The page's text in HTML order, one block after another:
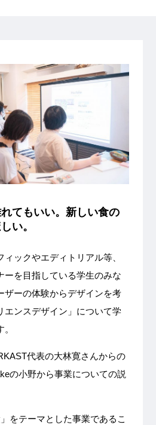
てもいい。新しい食の
い。
ックやエディトリアル等、
ーを目指している学生のみな
ザーの体験からデザインを考
エンスデザイン」について学
代表の大林寛さんからの
の小野から事業についての説
をテーマとした事業であるこ